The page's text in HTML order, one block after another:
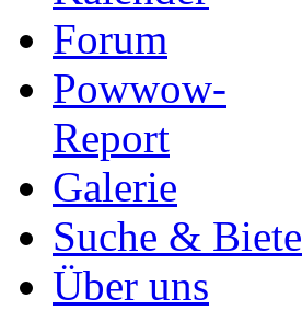
Forum
Powwow-
Report
Galerie
Suche & Biete
Über uns